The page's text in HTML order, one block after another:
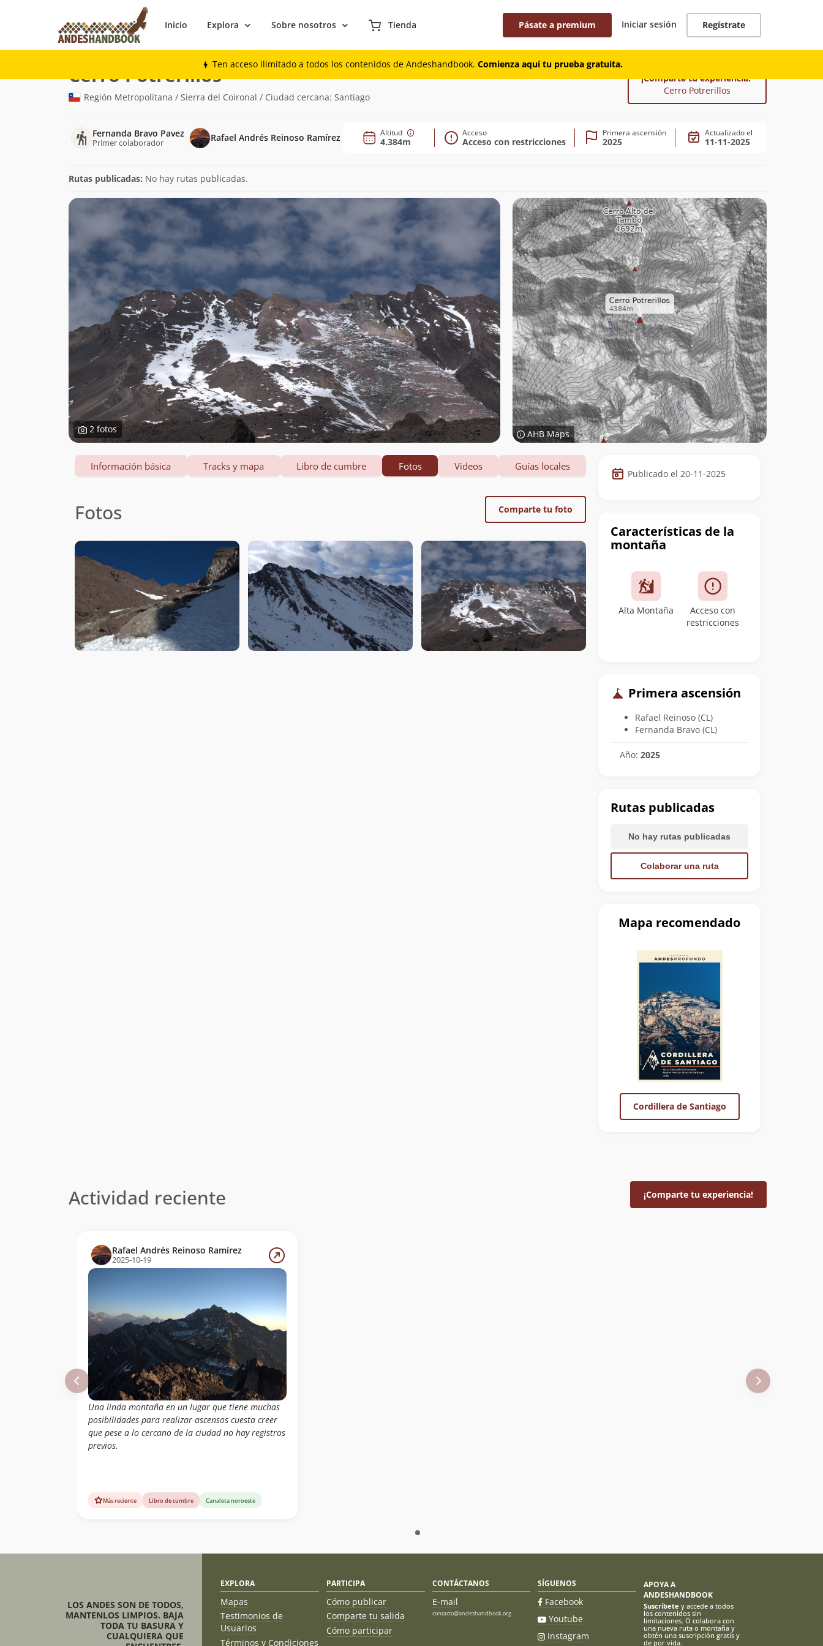
Inicio Explora Sobre nosotros Tienda Pásate a premium Iniciar sesión Regístrate
Ten acceso ilimitado a todos los contenidos de Andeshandbook. Comienza aquí tu prueba gratuita.
Montaña
Cerro Potrerillos(4.384m)
Región Metropolitana / Sierra del Coironal / Ciudad cercana: Santiago
¡Comparte tu experiencia!
Cerro Potrerillos
Fernanda Bravo Pavez
Primer colaborador Rafael Andrés Reinoso Ramírez Altitud
4.384m
Acceso
Acceso con restricciones
Primera ascensión
2025
Actualizado el
11-11-2025
Rutas publicadas: No hay rutas publicadas.
2 fotos AHB Maps
Datos
de
cumbre
Publicado el 20-11-2025
Características de la
montaña
Alta Montaña
Acceso con
restricciones
Primera ascensión
Rafael Reinoso (CL)
Fernanda Bravo (CL)
Año: 2025
Rutas publicadas
No hay rutas publicadas
Colaborar una ruta
Mapa recomendado
Cordillera de Santiago
Información básica Tracks y mapa Libro de cumbre Fotos Videos Guías locales
Fotos Comparte tu foto
Actividad reciente ¡Comparte tu experiencia!
Rafael Andrés Reinoso Ramírez
2025-10-19
Una linda montaña en un lugar que tiene muchas
posibilidades para realizar ascensos cuesta creer
que pese a lo cercano de la ciudad no hay registros
previos.
Más reciente Libro de cumbre Canaleta noroeste
LOS ANDES SON DE TODOS,
MANTENLOS LIMPIOS. BAJA
TODA TU BASURA Y
CUALQUIERA QUE
EXPLORA
Mapas
Testimonios de
Usuarios
Términos y Condiciones
PARTICIPA
Cómo publicar
Comparte tu salida
Cómo participar
CONTÁCTANOS
E-mail
contacto@andeshandbook.org
SÍGUENOS
Facebook
Youtube
Instagram
APOYA A
ANDESHANDBOOK
Suscríbete y accede a todos
los contenidos sin
limitaciones. O colabora con
una nueva ruta o montaña y
obtén una suscripción gratis y
de por vida.